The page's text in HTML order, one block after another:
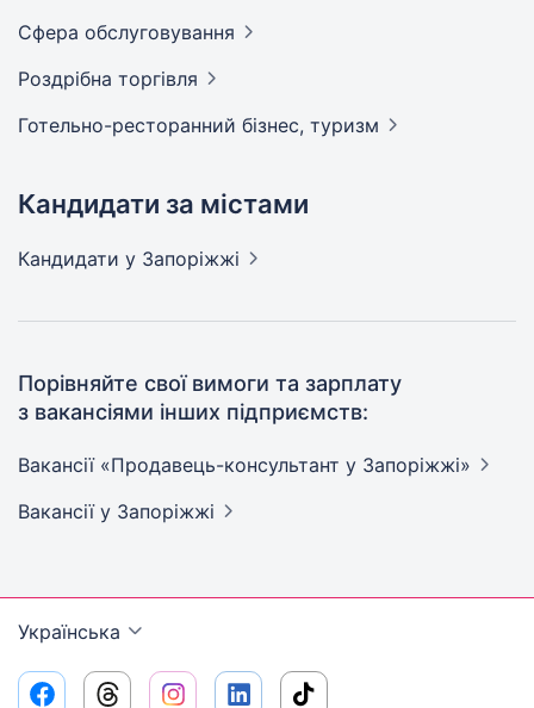
Сфера обслуговування
Роздрібна торгівля
Готельно-ресторанний бізнес, туризм
Кандидати за містами
Кандидати у Запоріжжі
Порівняйте свої вимоги та зарплату
з вакансіями інших підприємств:
Вакансії «Продавець-консультант у Запоріжжі»
Вакансії у Запоріжжі
Українська